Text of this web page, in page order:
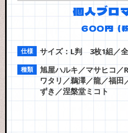
個人ブロ
600円（税
サイズ：L判 3枚1組／
旭屋ハルキ／マサヒコ／
ワタリ／鵜澤／龍／福
ずき／涅槃堂ミコト